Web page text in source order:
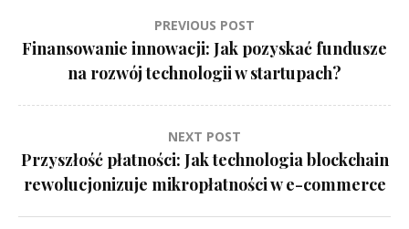
wpisu
PREVIOUS POST
Finansowanie innowacji: Jak pozyskać fundusze
na rozwój technologii w startupach?
NEXT POST
Przyszłość płatności: Jak technologia blockchain
rewolucjonizuje mikropłatności w e-commerce